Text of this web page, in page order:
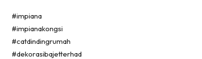
#impiana
#impianakongsi
#catdindingrumah
#dekorasibajetterhad